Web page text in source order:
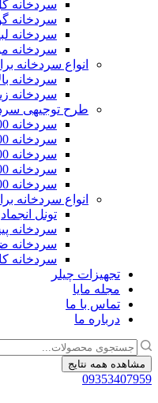
سردخانه
سردخانه
سردخانه
سردخانه
انواع سردخانه
سردخانه
سردخانه
طرح توجیهی
سردخانه 1000 تنی
سردخانه 2000 تنی
سردخانه 3000 تنی
سردخانه 5000 تنی
سردخانه 10000 تنی
انواع سردخانه
تونل انجماد
سردخانه
سردخانه
سردخانه
تجهیزات چیلر
مجله مایا
تماس با ما
درباره ما
جستجو
...مشاهده همه نتایج
09353407959